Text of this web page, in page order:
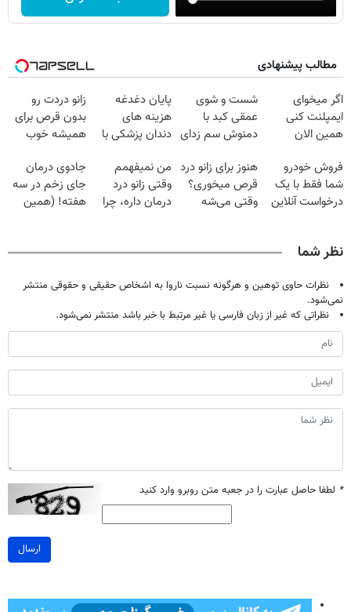
مطالب پیشنهادی
اگر میخوای
ایمپلنت کنی
همین الان
۲۵ میلیون
تومان!!!
شست و شوی
عمقی کبد با
دمنوش سم زدای
پایان دغدغه
هزینه های
دندان پزشکی با
خانگی
زانو دردت رو
بدون قرص برای
همیشه خوب
پرسش‌نامه)
فروش خودرو
شما فقط با یک
درخواست آنلاین
هنوز برای زانو درد
قرص میخوری؟
وقتی می‌شه
من نمیفهمم
وقتی زانو درد
درمان داره، چرا
جادوی درمان
جای زخم در سه
هفته! (همین
نظر شما
نظرات حاوی توهین و هرگونه نسبت ناروا به اشخاص حقیقی و حقوقی منتشر
نمی‌شود.
نظراتی که غیر از زبان فارسی یا غیر مرتبط با خبر باشد منتشر نمی‌شود.
* لطفا حاصل عبارت را در جعبه متن روبرو وارد کنید
ارسال